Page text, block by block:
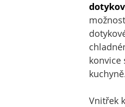
konvice
Vnitřek